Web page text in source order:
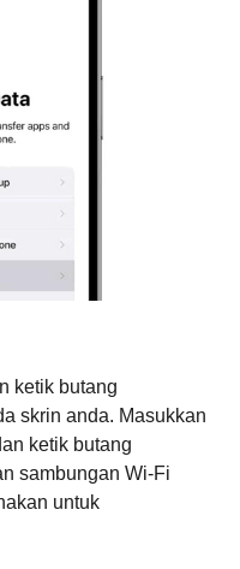
ketik butang
skrin anda. Masukkan
ketik butang
sambungan Wi-Fi
untuk